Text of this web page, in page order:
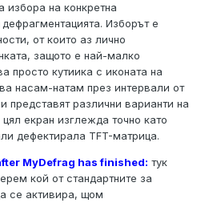
избора на конкретна
Изборът е
от които аз лично
защото е най-малко
просто кутиика с иконата на
насам-натам през интервали от
представят различни варианти на
екран изглежда точно като
дефектирала TFT-матрица.
MyDefrag has finished: тук
кой от стандартните за
се активира, щом